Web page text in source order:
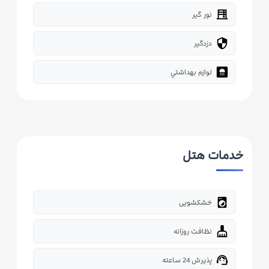
blinds نور گیر
security دزدگیر
bathroom لوازم بهداشتي
خدمات هتل
local_laundry_service خشکشویی
cleaning_services نظافت روزانه
support_agent پذیرش 24 ساعته